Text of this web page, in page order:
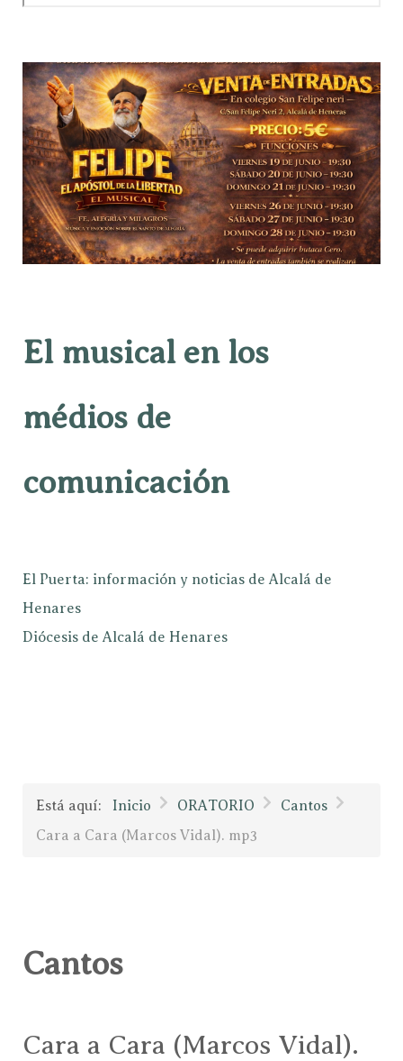
El musical en los
médios de
comunicación
El Puerta: información y noticias de Alcalá de
Henares
Diócesis de Alcalá de Henares
Está aquí: Inicio ORATORIO
Cantos
Cara a Cara (Marcos Vidal). mp3
Cantos
Cara a Cara (Marcos Vidal).